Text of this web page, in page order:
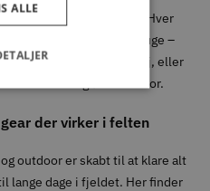
ogPark og Maskiner
. Hver
vi selv ville bruge –
det rette endegrej, eller
grønne sektor.
der virker i felten
outdoor er skabt til at klare alt
lange dage i fjeldet. Her finder
ALLE